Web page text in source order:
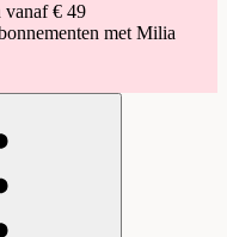
vanaf € 49
met Milia